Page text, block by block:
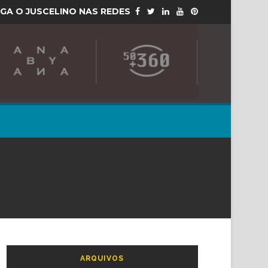
O JUSCELINO NAS REDES
ARQUIVOS